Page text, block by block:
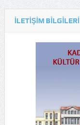
ILETIŞIM BILGILERI